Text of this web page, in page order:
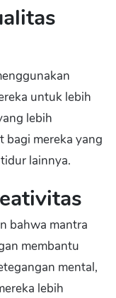
untuk lebih
lebih
bagi mereka yang
lainnya.
bahwa mantra
membantu
mental,
lebih